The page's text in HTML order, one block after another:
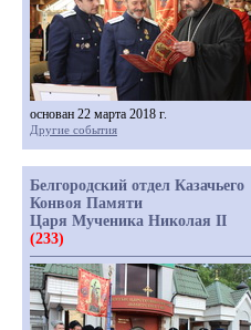
основан 22 марта 2018 г.
Другие события
Белгородский отдел Казачьего
Конвоя Памяти
Царя Мученика Николая II
(233)